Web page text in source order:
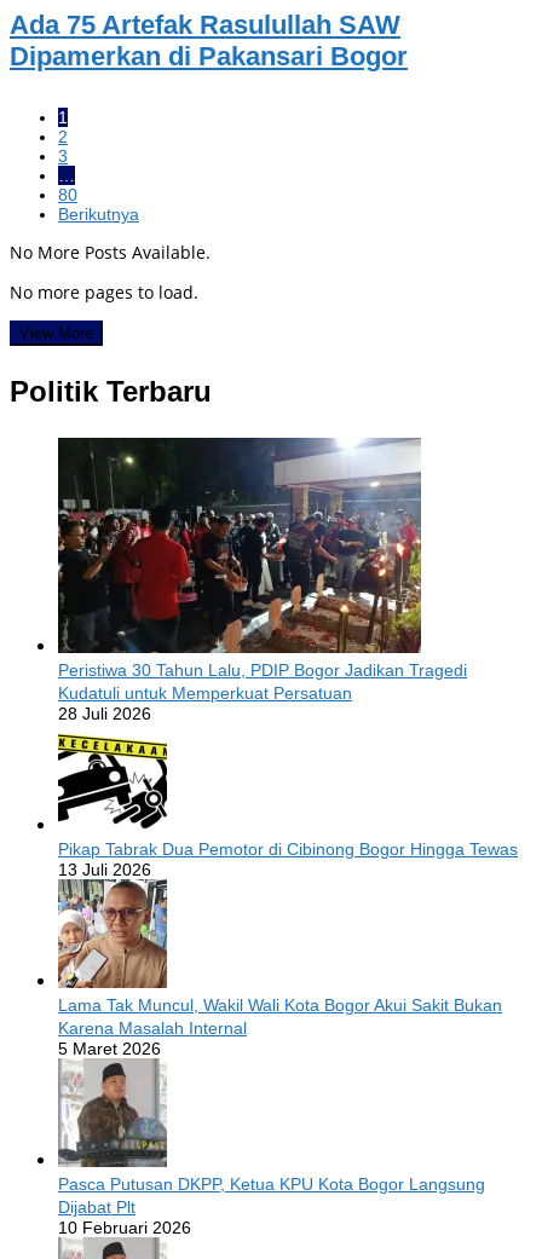
Ada 75 Artefak Rasulullah SAW
Dipamerkan di Pakansari Bogor
1
2
3
…
80
Berikutnya
No More Posts Available.
No more pages to load.
View More
Politik Terbaru
Peristiwa 30 Tahun Lalu, PDIP Bogor Jadikan Tragedi
Kudatuli untuk Memperkuat Persatuan
28 Juli 2026
Pikap Tabrak Dua Pemotor di Cibinong Bogor Hingga Tewas
13 Juli 2026
Lama Tak Muncul, Wakil Wali Kota Bogor Akui Sakit Bukan
Karena Masalah Internal
5 Maret 2026
Pasca Putusan DKPP, Ketua KPU Kota Bogor Langsung
Dijabat Plt
10 Februari 2026